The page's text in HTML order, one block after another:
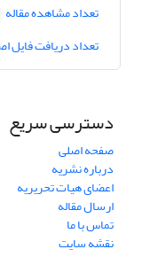
تعداد مشاهده مقاله
تعداد دریافت فایل
دسترسی سریع
صفحه اصلی
درباره نشریه
اعضای هیات تحریریه
ارسال مقاله
تماس با ما
نقشه سایت